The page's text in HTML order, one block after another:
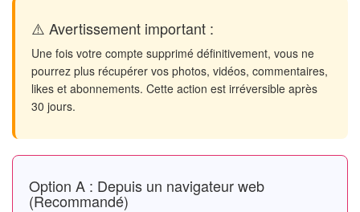
⚠️ Avertissement important :
Une fois votre compte supprimé définitivement, vous ne
pourrez plus récupérer vos photos, vidéos, commentaires,
likes et abonnements. Cette action est irréversible après
30 jours.
Option A : Depuis un navigateur web
(Recommandé)